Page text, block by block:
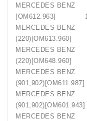
MERCEDES
[OM612.963]
MERCEDES
MERCEDES
MERCEDES
MERCEDES
MERCEDES